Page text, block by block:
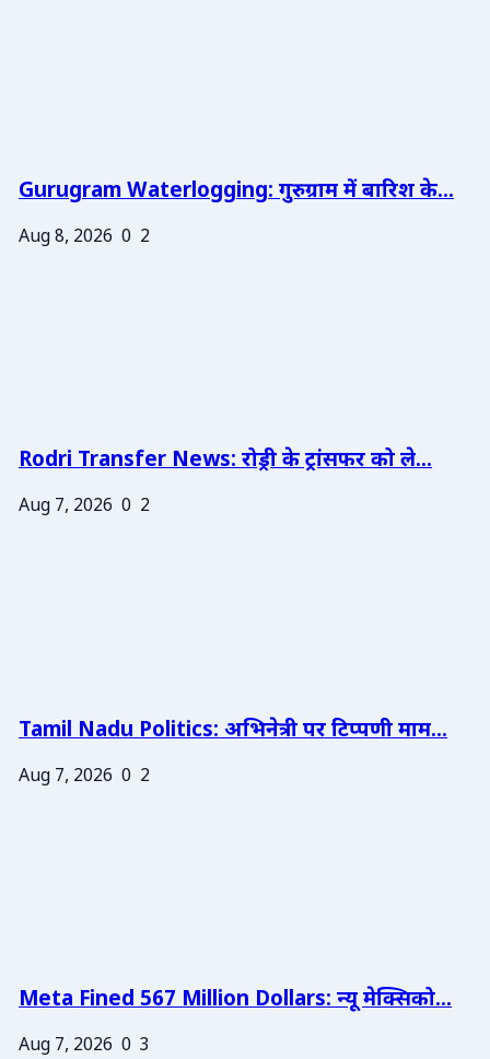
Gurugram Waterlogging: गुरुग्राम में बारिश के...
Aug 8, 2026 0 2
Rodri Transfer News: रोड्री के ट्रांसफर को ले...
Aug 7, 2026 0 2
Tamil Nadu Politics: अभिनेत्री पर टिप्पणी माम...
Aug 7, 2026 0 2
Meta Fined 567 Million Dollars: न्यू मेक्सिको...
Aug 7, 2026 0 3